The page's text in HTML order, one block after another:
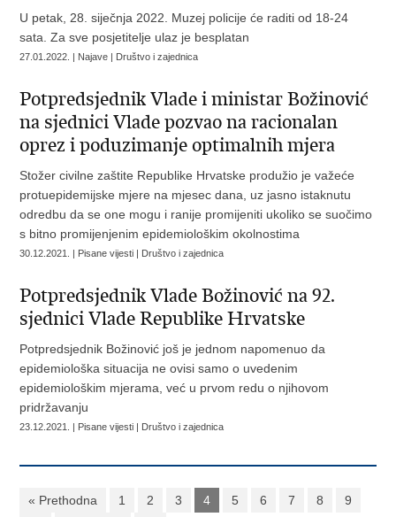
U petak, 28. siječnja 2022. Muzej policije će raditi od 18-24
sata. Za sve posjetitelje ulaz je besplatan
27.01.2022. | Najave | Društvo i zajednica
​Potpredsjednik Vlade i ministar Božinović
na sjednici Vlade pozvao na racionalan
oprez i poduzimanje optimalnih mjera
Stožer civilne zaštite Republike Hrvatske produžio je važeće
protuepidemijske mjere na mjesec dana, uz jasno istaknutu
odredbu da se one mogu i ranije promijeniti ukoliko se suočimo
s bitno promijenjenim epidemiološkim okolnostima
30.12.2021. | Pisane vijesti | Društvo i zajednica
Potpredsjednik Vlade Božinović na 92.
sjednici Vlade Republike Hrvatske
Potpredsjednik Božinović još je jednom napomenuo da
epidemiološka situacija ne ovisi samo o uvedenim
epidemiološkim mjerama, već u prvom redu o njihovom
pridržavanju
23.12.2021. | Pisane vijesti | Društvo i zajednica
« Prethodna 1 2 3 4 5 6 7 8
9